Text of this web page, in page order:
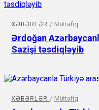
XƏBƏRLƏR / Müttəfiq
Ərdoğan
Sazişi təsdiqləyib
XƏBƏRLƏR / Müttəfiq